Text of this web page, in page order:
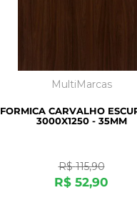
MultiMarcas
FORMICA CARVALHO
3000X1250 - 35MM
R$ 115,90
R$ 52,90